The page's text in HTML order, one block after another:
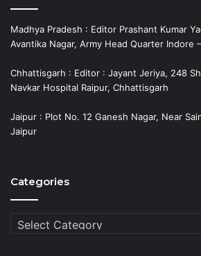
Madhya Pradesh : Editor Prashant Kumar
Avantika Nagar, Army Head Quarter Indore
Chhattisgarh : Editor : Jayant Jeriya, 248
Navkar Hospital Raipur, Chhattisgarh
Jaipur : Plot No. 12 Ganesh Nagar, Near
Jaipur
Categories
Categories